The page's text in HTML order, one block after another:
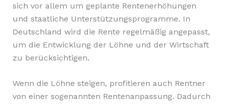
sich vor allem um geplante Rentenerhöhungen
und staatliche Unterstützungsprogramme. In
Deutschland wird die Rente regelmäßig angepasst,
um die Entwicklung der Löhne und der Wirtschaft
zu berücksichtigen.
Wenn die Löhne steigen, profitieren auch Rentner
von einer sogenannten Rentenanpassung. Dadurch